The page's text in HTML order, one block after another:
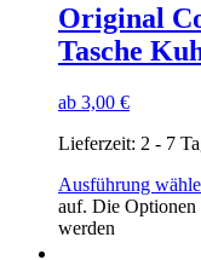
Original
Tasche
ab 3,00 €
Lieferzeit: 2 - 7
Ausführung
auf. Die Optionen
werden